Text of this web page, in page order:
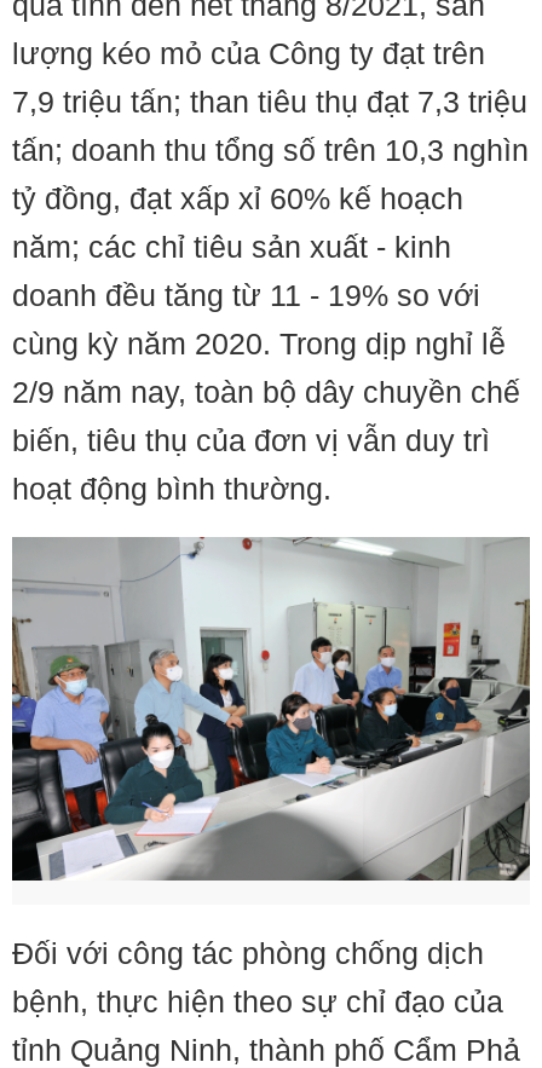
lượng kéo mỏ của Công ty đạt trên
7,9 triệu tấn; than tiêu thụ đạt 7,3 triệu
tấn; doanh thu tổng số trên 10,3 nghìn
tỷ đồng, đạt xấp xỉ 60% kế hoạch
năm; các chỉ tiêu sản xuất - kinh
doanh đều tăng từ 11 - 19% so với
cùng kỳ năm 2020. Trong dịp nghỉ lễ
2/9 năm nay, toàn bộ dây chuyền chế
biến, tiêu thụ của đơn vị vẫn duy trì
hoạt động bình thường.
Đối với công tác phòng chống dịch
bệnh, thực hiện theo sự chỉ đạo của
tỉnh Quảng Ninh, thành phố Cẩm Phả